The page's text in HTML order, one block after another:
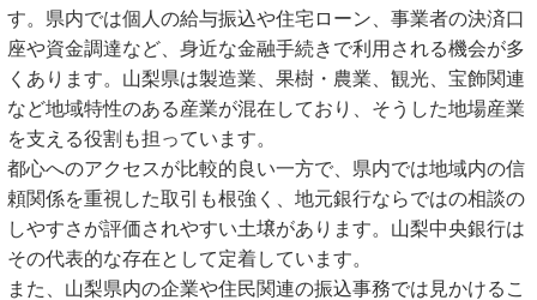
す。県内では個人の給与振込や住宅ローン、事業者の決済口
座や資金調達など、身近な金融手続きで利用される機会が多
くあります。山梨県は製造業、果樹・農業、観光、宝飾関連
など地域特性のある産業が混在しており、そうした地場産業
を支える役割も担っています。
都心へのアクセスが比較的良い一方で、県内では地域内の信
頼関係を重視した取引も根強く、地元銀行ならではの相談の
しやすさが評価されやすい土壌があります。山梨中央銀行は
その代表的な存在として定着しています。
また、山梨県内の企業や住民関連の振込事務では見かけるこ